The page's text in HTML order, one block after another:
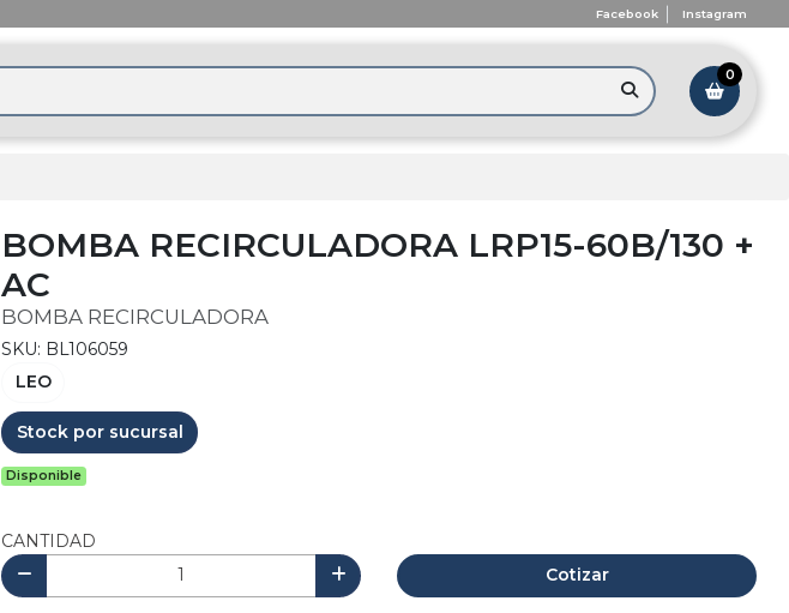
Facebook Instagram
0
BOMBA RECIRCULADORA LRP15-60B/130 +
AC
BOMBA RECIRCULADORA
SKU: BL106059
LEO
Stock por sucursal
Disponible
CANTIDAD
Cotizar